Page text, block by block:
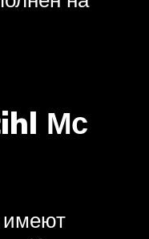
Мс
имеют